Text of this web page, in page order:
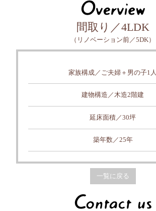
間取り／4LDK
（リノベーション前／5DK）
家族構成／ご夫婦＋男の子1人
建物構造／木造2階建
延床面積／30坪
築年数／25年
一覧に戻る